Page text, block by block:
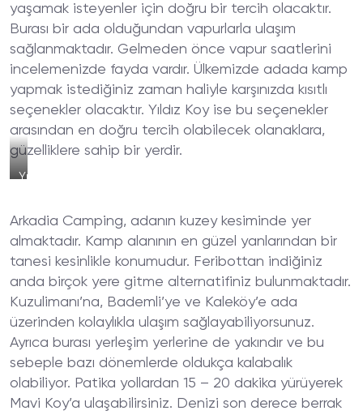
yaşamak isteyenler için doğru bir tercih olacaktır.
Burası bir ada olduğundan vapurlarla ulaşım
sağlanmaktadır. Gelmeden önce vapur saatlerini
incelemenizde fayda vardır. Ülkemizde adada kamp
yapmak istediğiniz zaman haliyle karşınızda kısıtlı
seçenekler olacaktır. Yıldız Koy ise bu seçenekler
arasından en doğru tercih olabilecek olanaklara,
güzelliklere sahip bir yerdir.
Yıldız
Camping
Sahili
Arkadia Camping, adanın kuzey kesiminde yer
almaktadır. Kamp alanının en güzel yanlarından bir
tanesi kesinlikle konumudur. Feribottan indiğiniz
anda birçok yere gitme alternatifiniz bulunmaktadır.
Kuzulimanı’na, Bademli’ye ve Kaleköy’e ada
üzerinden kolaylıkla ulaşım sağlayabiliyorsunuz.
Ayrıca burası yerleşim yerlerine de yakındır ve bu
sebeple bazı dönemlerde oldukça kalabalık
olabiliyor. Patika yollardan 15 – 20 dakika yürüyerek
Mavi Koy’a ulaşabilirsiniz. Denizi son derece berrak